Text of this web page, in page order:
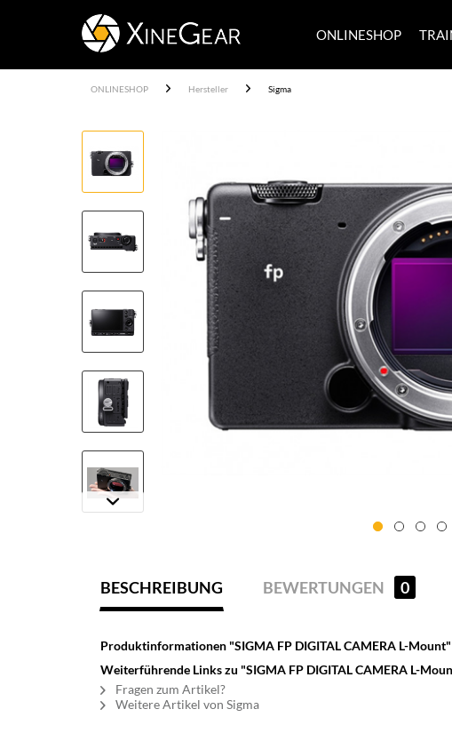
ONLINESHOP
ONLINESHOP Hersteller Sigma
BESCHREIBUNG BEWERTUNGEN 0
Produktinformationen "SIGMA FP DIGITAL CAMERA L-Mount"
Weiterführende Links zu "SIGMA FP DIGITAL CAMERA L-
Fragen zum Artikel?
Weitere Artikel von Sigma